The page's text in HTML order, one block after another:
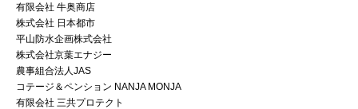
有限会社 牛奥商店
株式会社 日本都市
平山防水企画株式会社
株式会社京葉エナジー
農事組合法人JAS
コテージ＆ペンション NANJA MONJA
有限会社 三共プロテクト